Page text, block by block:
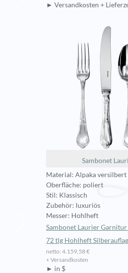
► Versandkosten +
Sambonet
Material: Alpaka versilbert
Oberfläche: poliert
Stil: Klassisch
Zubehör: luxuriös
Messer: Hohlheft
Sambonet Laurier Garnitur
72 tlg Hohlheft
netto: 4.159,58 €
+ Versandkosten
► in $